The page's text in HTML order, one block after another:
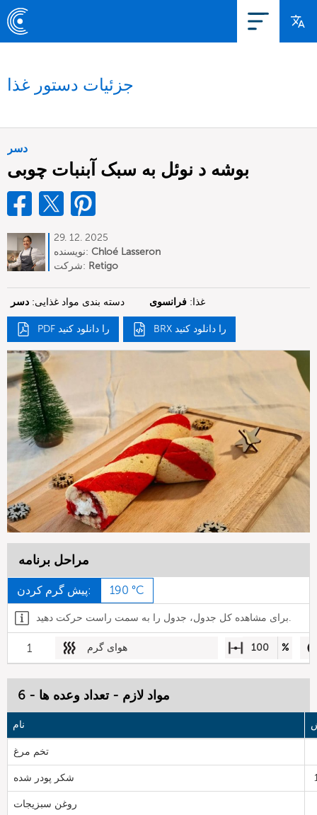
جزئیات دستور غذا
دسر
بوشه د نوئل به سبک آبنبات چوبی
29. 12. 2025
نویسنده: Chloé Lasseron
شرکت: Retigo
دسته بندی مواد غذایی: دسر غذا: فرانسوی
PDF را دانلود کنید BRX را دانلود کنید
مراحل برنامه
پیش گرم کردن: 190 °C
برای مشاهده کل جدول، جدول را به سمت راست حرکت دهید.
1 هوای گرم 100 %
مواد لازم - تعداد وعده ها - 6
نام
تخم مرغ
شکر پودر شده
روغن سبزیجات